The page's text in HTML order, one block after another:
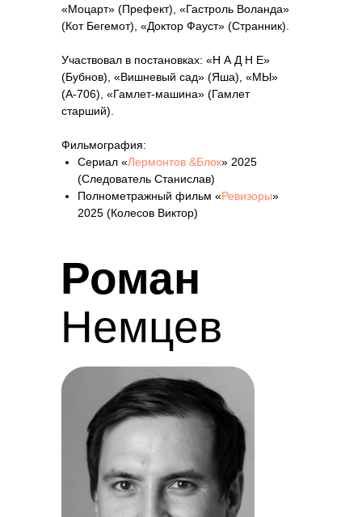
«Моцарт» (Префект), «Гастроль Воланда»
(Кот Бегемот), «Доктор Фауст» (Странник).
Участвовал в постановках: «Н А Д Н Е»
(Бубнов), «Вишневый сад» (Яша), «МЫ»
(A‑706), «Гамлет‑машина» (Гамлет
старший).
Фильмография:
Сериал «Лермонтов &Блок» 2025
(Следователь Станислав)
Полнометражный фильм «Ревизоры»
2025 (Колесов Виктор)
Мастер по актерским практикам
Роман
Немцев